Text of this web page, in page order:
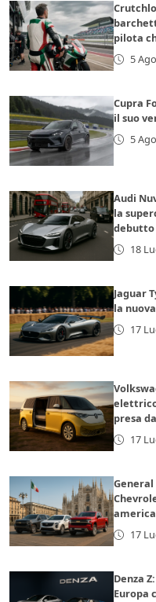
pilota
5
Cupra
il suo
5
Audi
la
debutto
18
Jaguar
la
17
presa
17
17
Denza
Europa